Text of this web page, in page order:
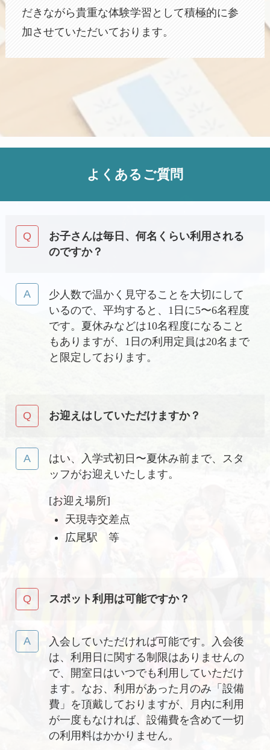
だきながら貴重な体験学習として積極的に参
加させていただいております。
よくあるご質問
お子さんは毎日、何名くらい利用される
のですか？
少人数で温かく見守ることを大切にして
いるので、平均すると、1日に5〜6名程度
です。夏休みなどは10名程度になること
もありますが、1日の利用定員は20名まで
と限定しております。
お迎えはしていただけますか？
はい、入学式初日〜夏休み前まで、スタ
ッフがお迎えいたします。
[お迎え場所]
天現寺交差点
広尾駅 等
スポット利用は可能ですか？
入会していただければ可能です。入会後
は、利用日に関する制限はありませんの
で、開室日はいつでも利用していただけ
ます。なお、利用があった月のみ「設備
費」を頂戴しておりますが、月内に利用
が一度もなければ、設備費を含めて一切
の利用料はかかりません。